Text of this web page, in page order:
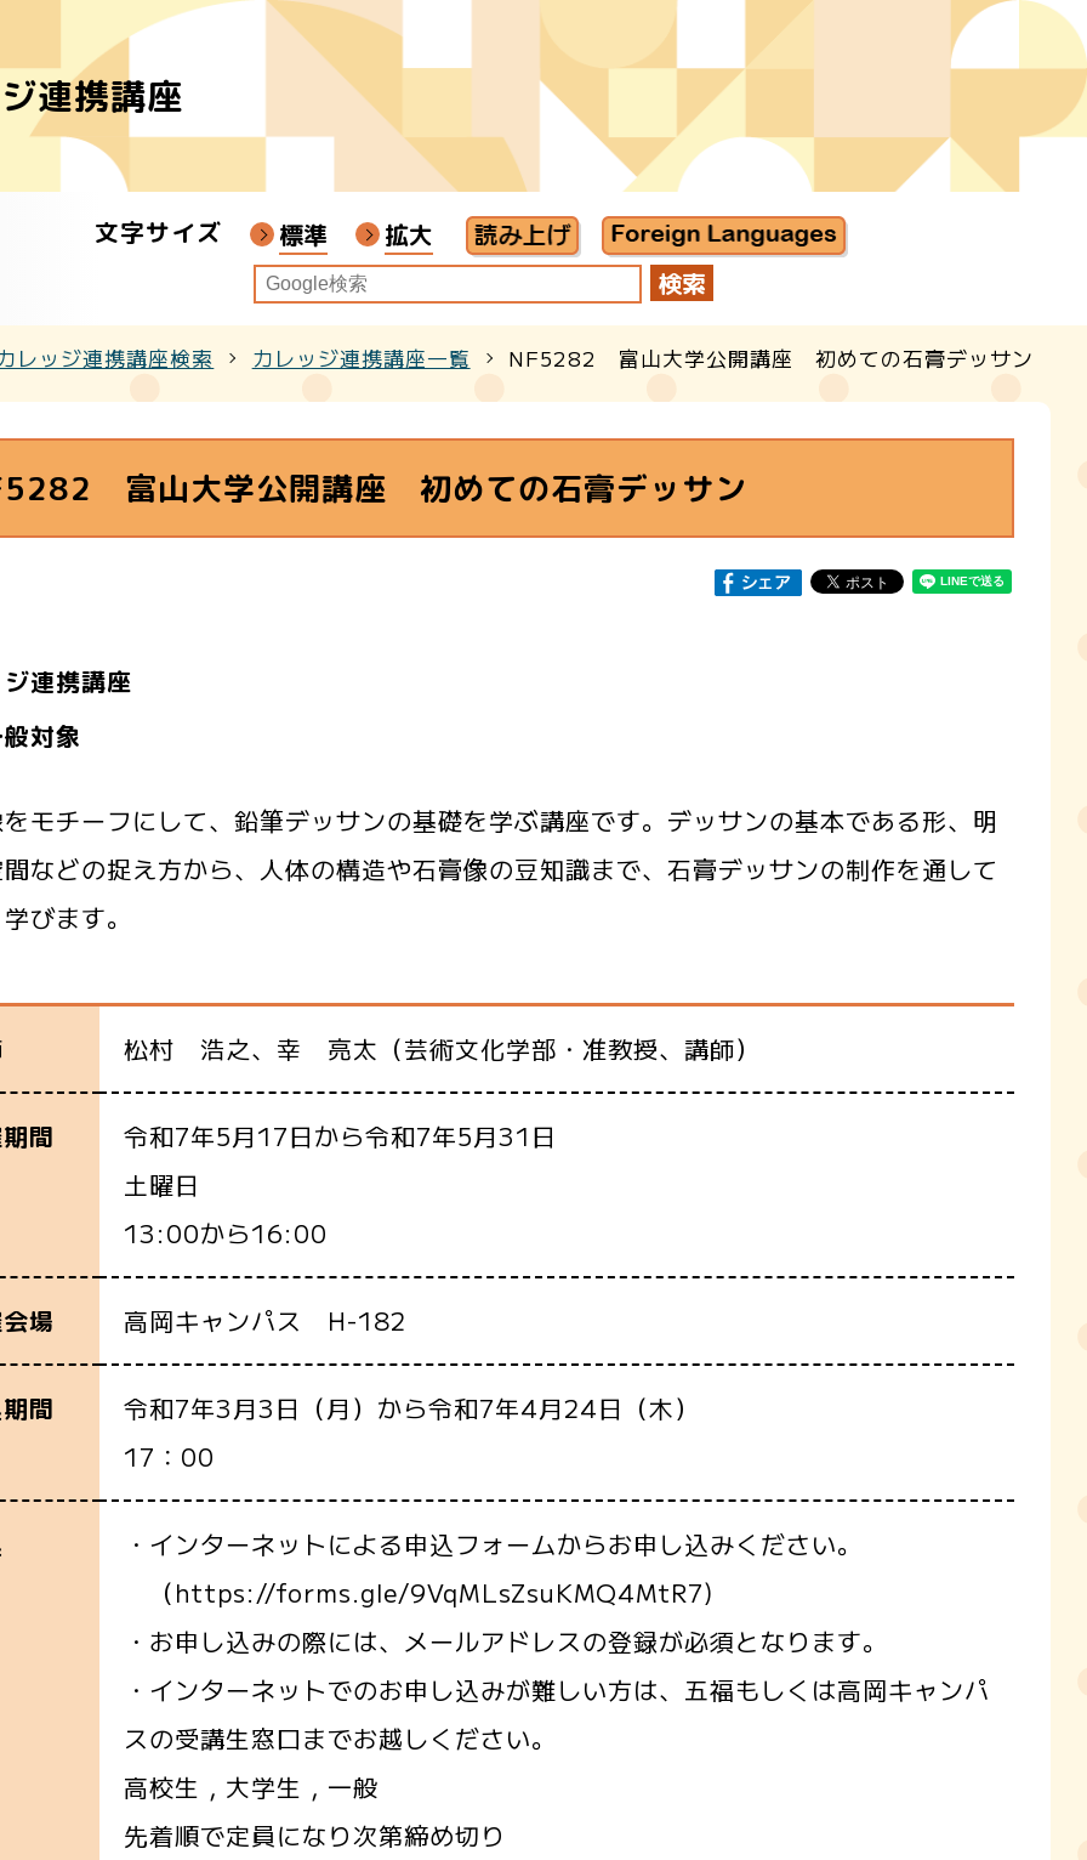
連携講座
文字サイズ 標準 拡大
レッジ連携講座検索 カレッジ連携講座一覧 NF5282 富山大学公開講座 初めての石膏デッサン
富山大学公開講座 初めての石膏デッサン
連携講座
対象
モチーフにして、鉛筆デッサンの基礎を学ぶ講座です。デッサンの基本である形、明
などの捉え方から、人体の構造や石膏像の豆知識まで、石膏デッサンの制作を通して
びます。
松村 浩之、幸 亮太（芸術文化学部・准教授、講師）
間
令和7年5月17日から令和7年5月31日
土曜日
13:00から16:00
場 高岡キャンパス H-182
間
令和7年3月3日（月）から令和7年4月24日（木）
17：00
・インターネットによる申込フォームからお申し込みください。
（https://forms.gle/9VqMLsZsuKMQ4MtR7)
・お申し込みの際には、メールアドレスの登録が必須となります。
・インターネットでのお申し込みが難しい方は、五福もしくは高岡キャンパ
スの受講生窓口までお越しください。
高校生，大学生，一般
先着順で定員になり次第締め切り